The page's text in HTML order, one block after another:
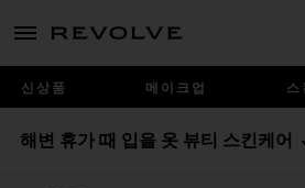
menu - shows more content
신상품 메이크업 스
해변 휴가 때 입을 옷 뷰티 스킨케어